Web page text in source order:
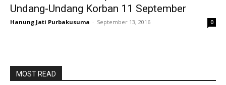
Undang-Undang Korban 11 September
Hanung Jati Purbakusuma - September 13, 2016 0
MOST READ